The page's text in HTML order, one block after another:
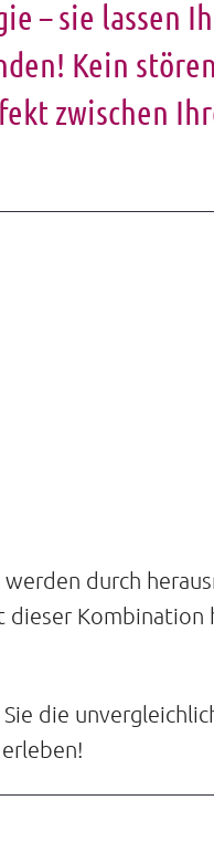
– sie lassen
Kein
zwischen
durch
Kombination
die